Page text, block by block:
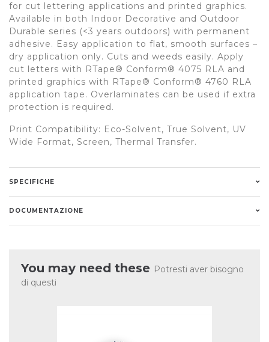
for cut lettering applications and printed graphics.
Available in both Indoor Decorative and Outdoor
Durable series (<3 years outdoors) with permanent
adhesive. Easy application to flat, smooth surfaces –
dry application only. Cuts and weeds easily. Apply
cut letters with RTape® Conform® 4075 RLA and
printed graphics with RTape® Conform® 4760 RLA
application tape. Overlaminates can be used if extra
protection is required.
Print Compatibility: Eco-Solvent, True Solvent, UV
Wide Format, Screen, Thermal Transfer.
SPECIFICHE
DOCUMENTAZIONE
You may need these Potresti aver bisogno
di questi